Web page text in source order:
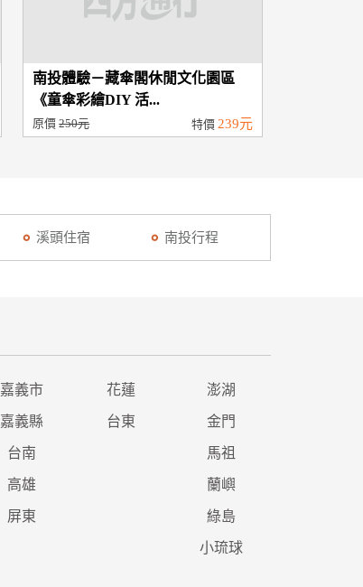
南投體驗－藏傘閣休閒文化園區
《童傘彩繪DIY 活...
原價250元 特價 239元
溪頭住宿 南投行程
嘉義市 花蓮 澎湖
嘉義縣 台東 金門
台南 馬祖
高雄 蘭嶼
屏東 綠島
小琉球